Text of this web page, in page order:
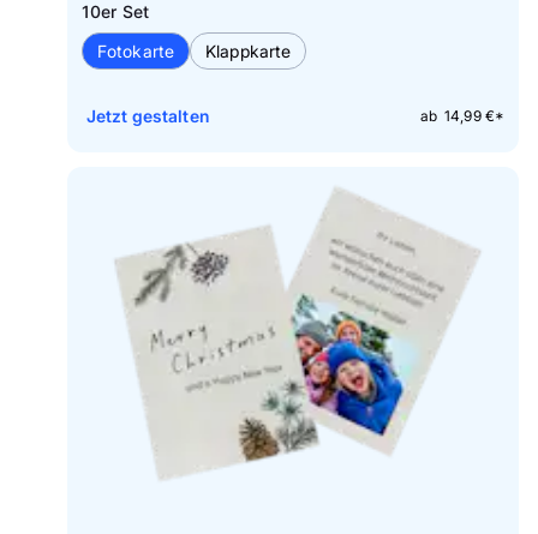
10er Set
Fotokarte
Klappkarte
ab 14,99 €*
Jetzt gestalten